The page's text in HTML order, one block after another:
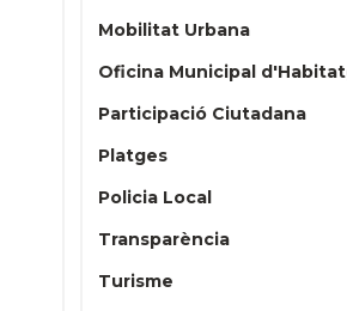
Mobilitat Urbana
Oficina Municipal
Participació Ciutadana
Platges
Policia Local
Transparència
Turisme